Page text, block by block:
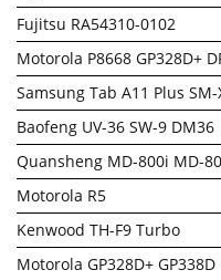
Fujitsu RA54310-0102
Motorola P8668 GP328D+
Samsung Tab A11 Plus SM-
Baofeng UV-36 SW-9 DM36
Quansheng MD-800i MD-
Motorola R5
Kenwood TH-F9 Turbo
Motorola GP328D+ GP338D